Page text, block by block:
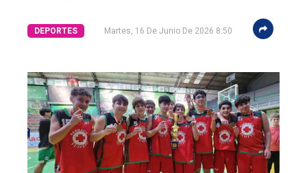
El
único
DIARIO
DEPORTES Martes, 16 De Junio De 2026 8:50